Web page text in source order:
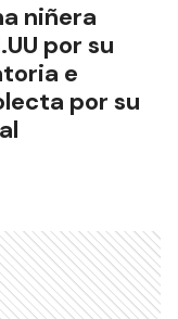
niñera
por su
e
por su